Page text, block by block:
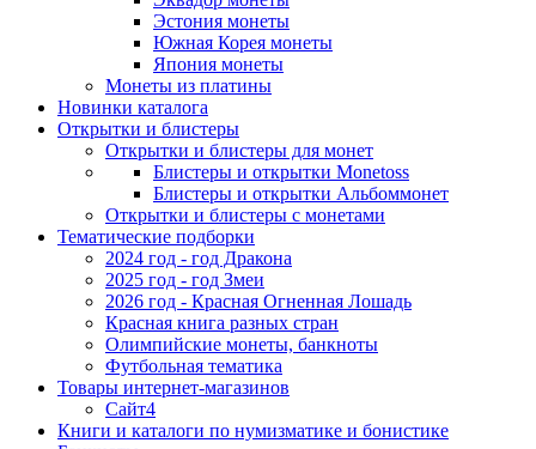
Эстония монеты
Южная Корея монеты
Япония монеты
Монеты из платины
Новинки каталога
Открытки и блистеры
Открытки и блистеры для монет
Блистеры и открытки Monetoss
Блистеры и открытки Альбоммонет
Открытки и блистеры с монетами
Тематические подборки
2024 год - год Дракона
2025 год - год Змеи
2026 год - Красная Огненная Лошадь
Красная книга разных стран
Олимпийские монеты, банкноты
Футбольная тематика
Товары интернет-магазинов
Сайт4
Книги и каталоги по нумизматике и бонистике